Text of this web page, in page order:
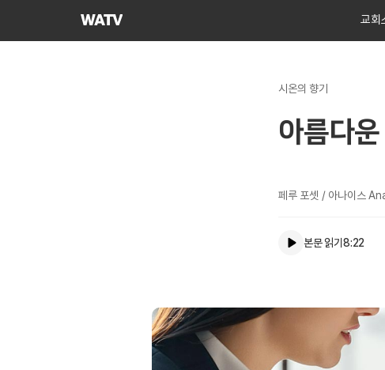
하나님의교회
교회
시온의 향기
아름다
페루 포셋 / 아나이스
본문 읽기8:22